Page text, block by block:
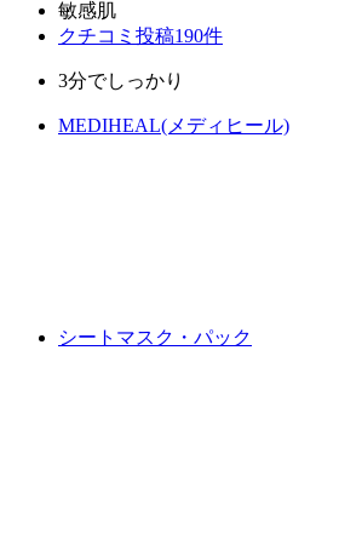
敏感肌
クチコミ投稿190件
3分でしっかり
MEDIHEAL(メディヒール)
シートマスク・パック